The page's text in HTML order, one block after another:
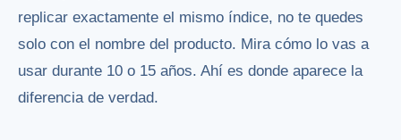
replicar exactamente el mismo índice, no te quedes
solo con el nombre del producto. Mira cómo lo vas a
usar durante 10 o 15 años. Ahí es donde aparece la
diferencia de verdad.